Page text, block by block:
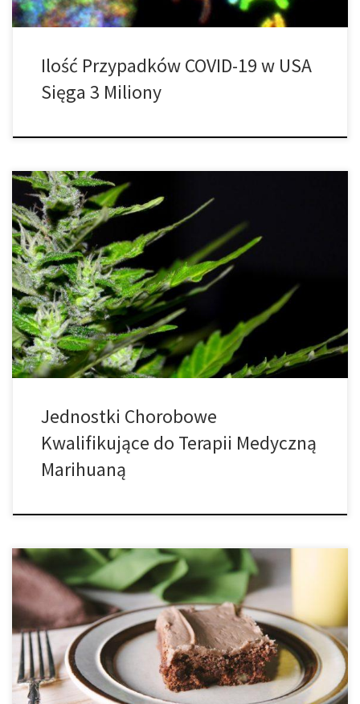
Ilość Przypadków COVID-19 w USA
Sięga 3 Miliony
Chociaż różnią się one nieznacznie w zależności od stanu oraz
kraju, niektóre schorzenia i choroby są uwzględnione w warunkach
kwalifikujących do leczenia medyczną marihuaną w nich
wszystkich. Jakie jednostki chorobowe kwalifikują się do terapii
medyczną marihuaną? Medyczna marihuana stanowi bezpieczną,
skuteczną i niedrogą alternatywę dla wielu silnie uzależniających,
nieskutecznych i […]
Jednostki Chorobowe
Kwalifikujące do Terapii Medyczną
Marihuaną
Skrót THC, który oznacza delta-9-tetrahydrokannabinol lub Δ-9-
tetrahydrokannabinol (Δ-9-THC), to cząsteczka kannabinoidowa
pochodząca z marihuany (cannabis), która od dawna jest
uznawana za główny składnik psychoaktywny rośliny – czyli
substancję, która powoduje, że użytkownicy doświadczają
popularnego dla marihuany haju. THC jest tylko jedną z ponad 400
różnych substancji aktywnych – i 60 […]